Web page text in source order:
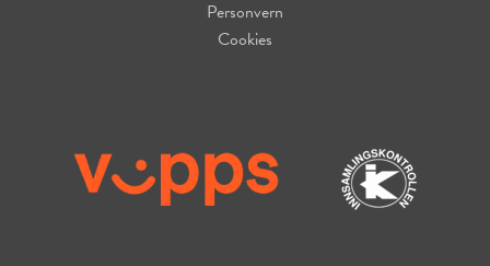
Personvern
Cookies